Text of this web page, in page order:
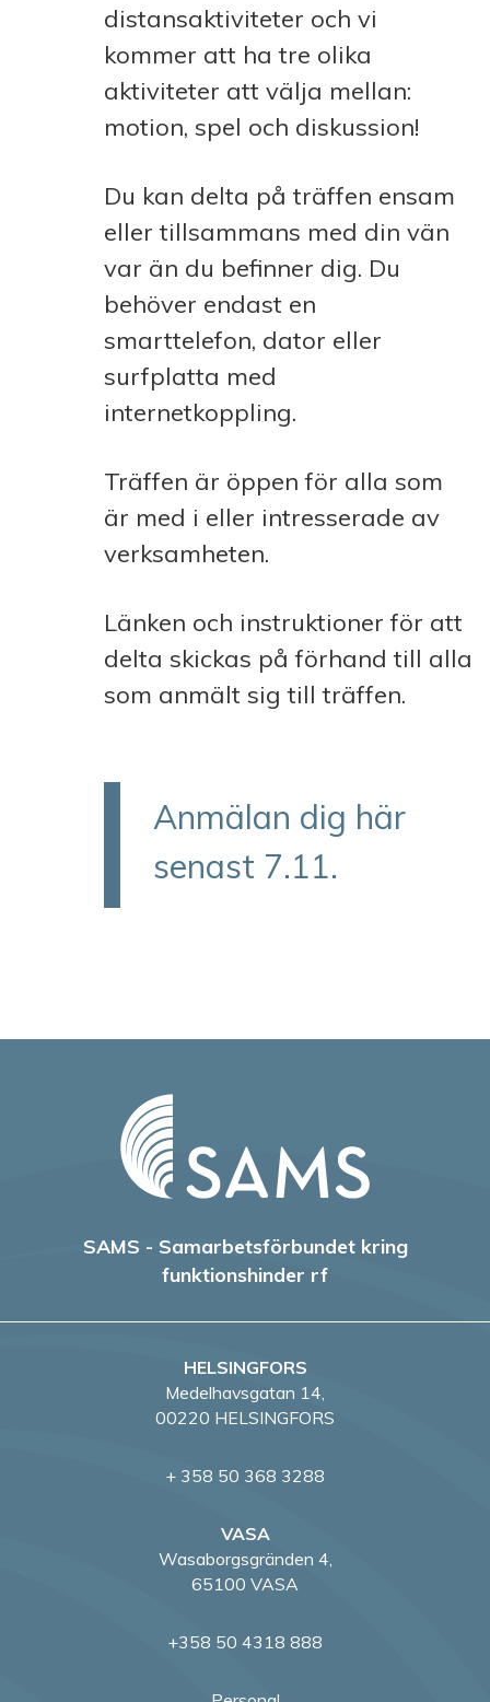
distansaktiviteter och vi
kommer att ha tre olika
aktiviteter att välja mellan:
motion, spel och diskussion!
Du kan delta på träffen ensam
eller tillsammans med din vän
var än du befinner dig. Du
behöver endast en
smarttelefon, dator eller
surfplatta med
internetkoppling.
Träffen är öppen för alla som
är med i eller intresserade av
verksamheten.
Länken och instruktioner för att
delta skickas på förhand till alla
som anmält sig till träffen.
Anmälan dig här
senast 7.11.
SAMS - Samarbetsförbundet kring
funktionshinder rf
HELSINGFORS
Medelhavsgatan 14,
00220 HELSINGFORS
+ 358 50 368 3288
VASA
Wasaborgsgränden 4,
65100 VASA
+358 50 4318 888